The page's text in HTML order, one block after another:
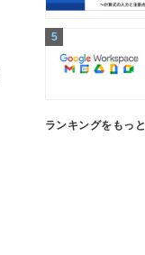
ランキングをもっ